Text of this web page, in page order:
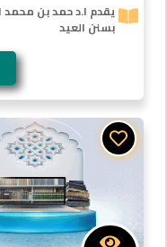
يقدم ا.د حمد بن محمد
بسنن العيد